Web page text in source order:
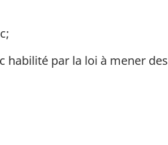
habilité par la loi à mener des